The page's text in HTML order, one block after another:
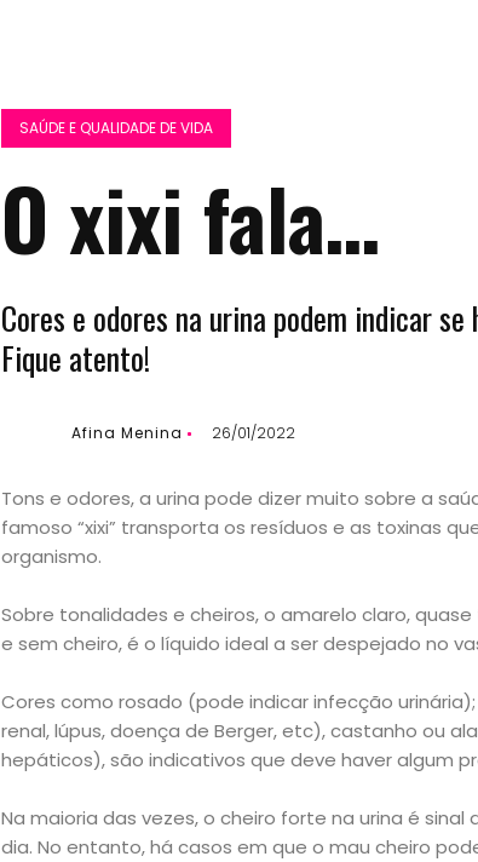
Início
Academia
Beleza
SAÚDE E QUALIDADE DE VIDA
O xixi fala…
Cores e odores na urina podem indicar
Fique atento!
Afina Menina 26/01/2022
Tons e odores, a urina pode dizer muito sobre a
famoso “xixi” transporta os resíduos e as toxinas
organismo.
Sobre tonalidades e cheiros, o amarelo claro,
e sem cheiro, é o líquido ideal a ser despejado no
Cores como rosado (pode indicar infecção
renal, lúpus, doença de Berger, etc), castanho ou
hepáticos), são indicativos que deve haver algum
Na maioria das vezes, o cheiro forte na urina é
dia. No entanto, há casos em que o mau cheiro